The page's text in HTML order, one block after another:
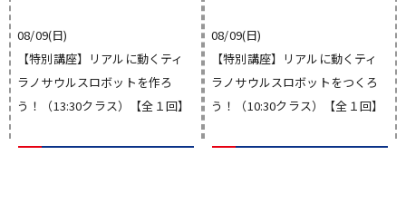
08/09(日)
【特別講座】リアルに動くティ
ラノサウルスロボットを作ろ
う！（13:30クラス）【全１回】
08/09(日)
【特別講座】リアルに動くティ
ラノサウルスロボットをつくろ
う！（10:30クラス）【全１回】